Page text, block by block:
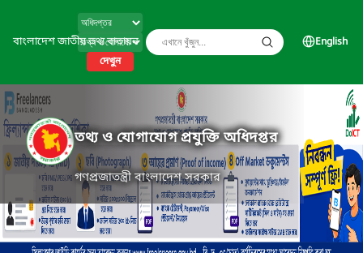
বাংলাদেশ জাতীয় তথ্য বাতায়ন
দেখুন
English
তথ্য ও যোগাযোগ প্রযুক্তি অধিদপ্তর
গণপ্রজাতন্ত্রী বাংলাদেশ সরকার